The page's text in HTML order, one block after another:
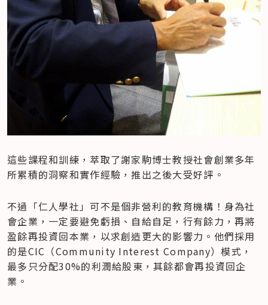
這些課程和訓練，萃取了謝家駒博士教授社會創業多年
所累積的洞察和實作經驗，推出之後大受好評。
不過「仁人學社」可不是個非營利的教育機構！身為社
會企業，一定要避免虧損、自給自足，行有餘力，再將
盈餘再投資回本業，以求創造更大的影響力。他們採用
的是CIC（Community Interest Company）模式，
最多只分配30%的利潤給股東，其餘都會再投資回企
業。